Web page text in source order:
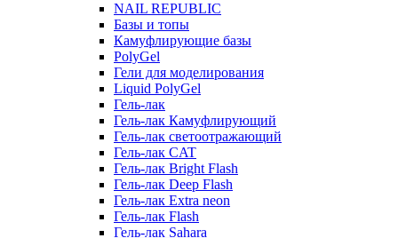
NAIL REPUBLIC
Базы и топы
Камуфлирующие базы
PolyGel
Гели для моделирования
Liquid PolyGel
Гель-лак
Гель-лак Камуфлирующий
Гель-лак светоотражающий
Гель-лак CAT
Гель-лак Bright Flash
Гель-лак Deep Flash
Гель-лак Extra neon
Гель-лак Flash
Гель-лак Sahara